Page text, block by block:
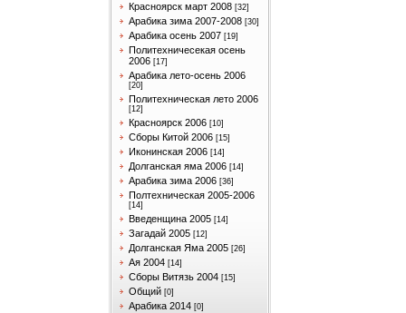
Красноярск март 2008 [32]
Арабика зима 2007-2008 [30]
Арабика осень 2007 [19]
Политехничесекая осень
2006 [17]
Арабика лето-осень 2006
[20]
Политехническая лето 2006
[12]
Красноярск 2006 [10]
Сборы Китой 2006 [15]
Иконинская 2006 [14]
Долганская яма 2006 [14]
Арабика зима 2006 [36]
Полтехническая 2005-2006
[14]
Введенщина 2005 [14]
Загадай 2005 [12]
Долганская Яма 2005 [26]
Ая 2004 [14]
Сборы Витязь 2004 [15]
Общий [0]
Арабика 2014 [0]